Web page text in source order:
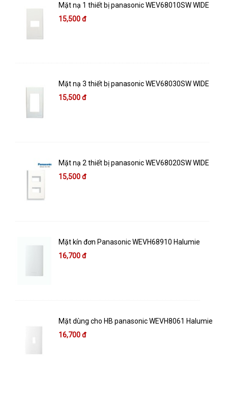
Mặt nạ 1 thiết bị panasonic WEV68010SW WIDE
15,500 đ
Mặt nạ 3 thiết bị panasonic WEV68030SW WIDE
15,500 đ
Mặt nạ 2 thiết bị panasonic WEV68020SW WIDE
15,500 đ
Mặt kín đơn Panasonic WEVH68910 Halumie
16,700 đ
Mặt dùng cho HB panasonic WEVH8061 Halumie
16,700 đ